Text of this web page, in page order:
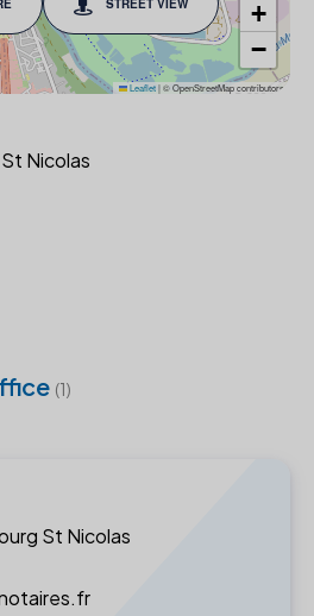
STREET VIEW
+
−
Leaflet|© OpenStreetMap contributors
Nicolas
(1)
St Nicolas